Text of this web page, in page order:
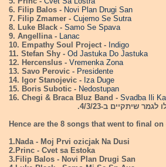
6. Filip Balos - Novi Plan Drugi San
7. Filip Zmamer - Cujemo Se Sutra
8. Luke Black - Samo Se Spava
9. Angellina - Lanac
10. Empathy Soul Project - Indigo
11. Stefan Shy - Od Jastuka Do Jastuka
12. Hercenslus - Vremenka Zona
13. Savo Perovic - Presidente
14. Igor Stanojevic - Iza Duge
15. Boris Subotic - Nedostupan
16. Chegi & Braca Bluz Band - Svadba Ili
Hence are the 8 songs that went to final on
1.Nada - Moj Prvi ozicjak Na Dusi
2.Princ - Cvet sa Estoka
3.Filip Balos - Novi Plan Drugi San